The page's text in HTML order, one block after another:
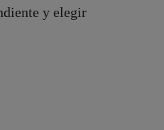
y elegir